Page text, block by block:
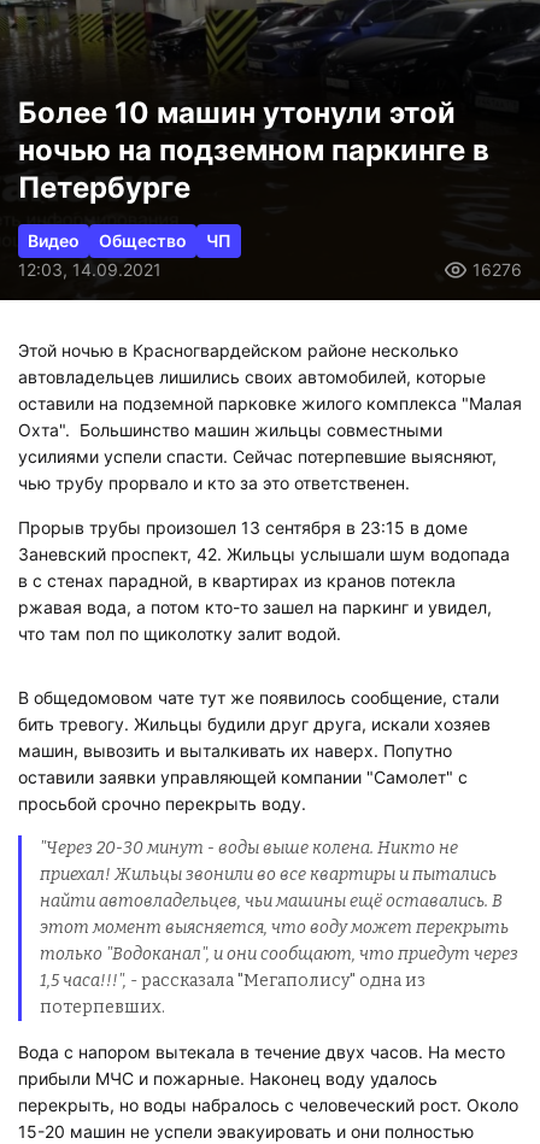
Более 10 машин утонули этой
ночью на подземном паркинге в
Петербурге
Видео Общество
ЧП
12:03, 14.09.2021
16276
Этой ночью в Красногвардейском районе несколько
автовладельцев лишились своих автомобилей, которые
оставили на подземной парковке жилого комплекса "Малая
Охта". Большинство машин жильцы совместными
усилиями успели спасти. Сейчас потерпевшие выясняют,
чью трубу прорвало и кто за это ответственен.
Прорыв трубы произошел 13 сентября в 23:15 в доме
Заневский проспект, 42. Жильцы услышали шум водопада
в с стенах парадной, в квартирах из кранов потекла
ржавая вода, а потом кто-то зашел на паркинг и увидел,
что там пол по щиколотку залит водой.
В общедомовом чате тут же появилось сообщение, стали
бить тревогу. Жильцы будили друг друга, искали хозяев
машин, вывозить и выталкивать их наверх. Попутно
оставили заявки управляющей компании "Самолет" с
просьбой срочно перекрыть воду.
"Через 20-30 минут - воды выше колена. Никто не
приехал! Жильцы звонили во все квартиры и пытались
найти автовладельцев, чьи машины ещё оставались. В
этот момент выясняется, что воду может перекрыть
только "Водоканал", и они сообщают, что приедут через
1,5 часа!!!", - рассказала "Мегаполису" одна из
потерпевших.
Вода с напором вытекала в течение двух часов. На место
прибыли МЧС и пожарные. Наконец воду удалось
перекрыть, но воды набралось с человеческий рост. Около
15-20 машин не успели эвакуировать и они полностью